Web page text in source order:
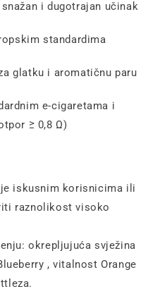
i dugotrajan učinak
standardima
glatku i aromatičnu paru
e-cigaretama i
≥ 0,8 Ω)
iskusnim korisnicima ili
raznolikost visoko
okrepljujuća svježina
, vitalnost Orange